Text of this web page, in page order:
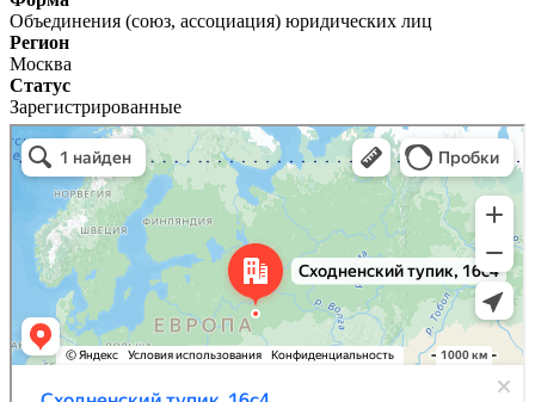
Объединения (союз, ассоциация) юридических лиц
Регион
Москва
Статус
Зарегистрированные